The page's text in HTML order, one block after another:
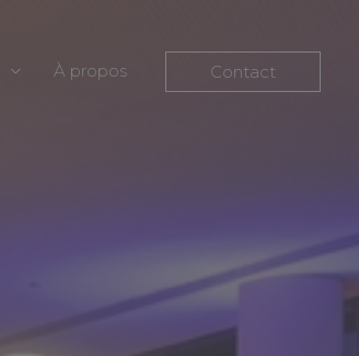
À propos Contact